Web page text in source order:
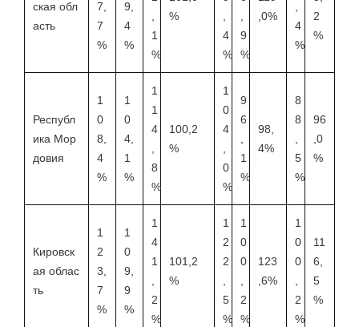
ская обл
асть
7,
7
%
9,
4
%
1
%
%
4
%
9
%
,0%
4
%
2
%
Республ
ика Мор
довия
1
0
8,
4
%
1
0
4,
1
%
1
1
4
8
%
100,2
%
1
0
4
0
%
9
6
1
%
98,
4%
8
8
5
%
96
,0
%
Кировск
ая облас
ть
1
2
3,
7
%
1
0
9,
9
%
1
4
1
2
%
101,2
%
1
2
2
5
%
1
0
0
2
%
123
,6%
1
0
0
2
%
11
6,
5
%